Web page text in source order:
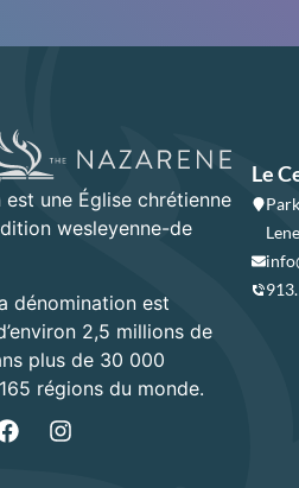
est une Église chrétienne
wesleyenne-de
dénomination est
2,5 millions de
plus de 30 000
régions du monde.
Le